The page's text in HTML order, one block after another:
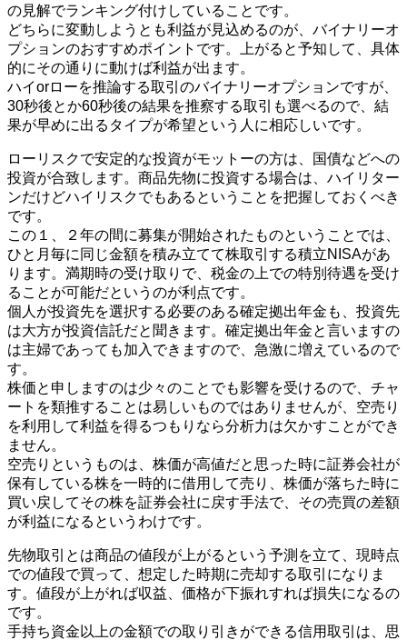
の見解でランキング付けしていることです。
どちらに変動しようとも利益が見込めるのが、バイナリーオ
プションのおすすめポイントです。上がると予知して、具体
的にその通りに動けば利益が出ます。
ハイorローを推論する取引のバイナリーオプションですが、
30秒後とか60秒後の結果を推察する取引も選べるので、結
果が早めに出るタイプが希望という人に相応しいです。
ローリスクで安定的な投資がモットーの方は、国債などへの
投資が合致します。商品先物に投資する場合は、ハイリター
ンだけどハイリスクでもあるということを把握しておくべき
です。
この１、２年の間に募集が開始されたものということでは、
ひと月毎に同じ金額を積み立てて株取引する積立NISAがあ
ります。満期時の受け取りで、税金の上での特別待遇を受け
ることが可能だというのが利点です。
個人が投資先を選択する必要のある確定拠出年金も、投資先
は大方が投資信託だと聞きます。確定拠出年金と言いますの
は主婦であっても加入できますので、急激に増えているので
す。
株価と申しますのは少々のことでも影響を受けるので、チャ
ートを類推することは易しいものではありませんが、空売り
を利用して利益を得るつもりなら分析力は欠かすことができ
ません。
空売りというものは、株価が高値だと思った時に証券会社が
保有している株を一時的に借用して売り、株価が落ちた時に
買い戻してその株を証券会社に戻す手法で、その売買の差額
が利益になるというわけです。
先物取引とは商品の値段が上がるという予測を立て、現時点
での値段で買って、想定した時期に売却する取引になりま
す。値段が上がれば収益、価格が下振れすれば損失になるの
です。
手持ち資金以上の金額での取り引きができる信用取引は、思